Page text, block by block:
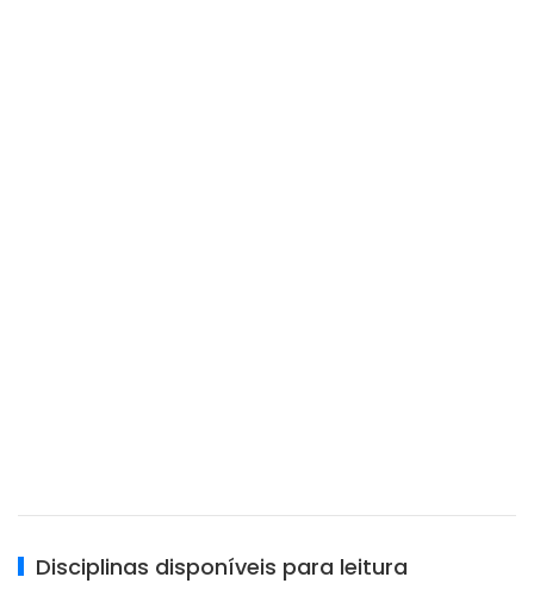
Disciplinas disponíveis para leitura